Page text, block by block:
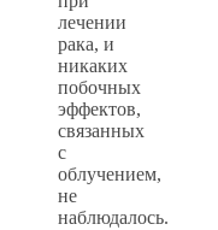
лечении
рака, и
никаких
побочных
эффектов,
связанных
с
облучением,
не
наблюдалось.